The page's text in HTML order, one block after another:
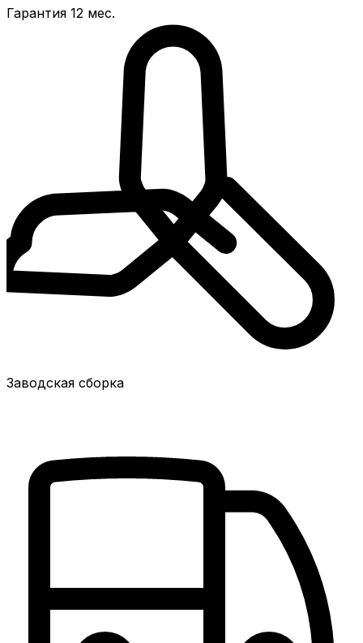
Гарантия 12 мес.
Заводская сборка